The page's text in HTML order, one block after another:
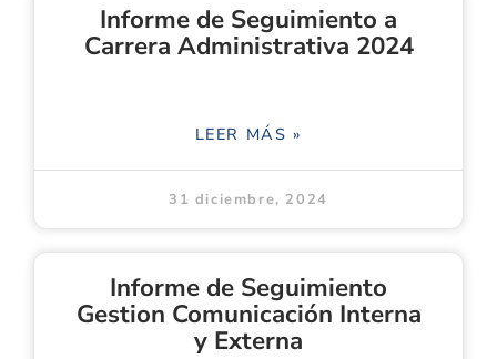
Informe de Seguimiento a
Carrera Administrativa 2024
LEER MÁS »
31 diciembre, 2024
Informe de Seguimiento
Gestion Comunicación Interna
y Externa